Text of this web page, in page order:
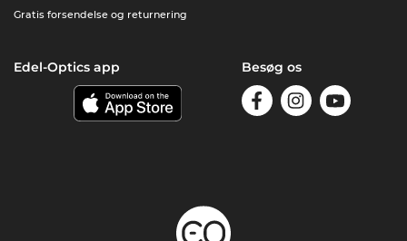
Gratis forsendelse og returnering
Edel-Optics app Besøg os